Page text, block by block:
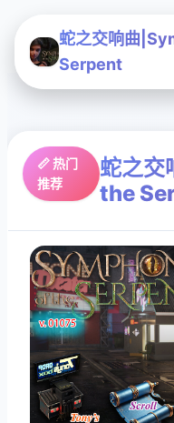
蛇之交响曲
Serpent
📏 热门
推荐
蛇之
the